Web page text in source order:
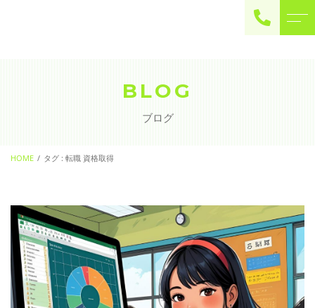
BLOG
ブログ
HOME タグ : 転職 資格取得